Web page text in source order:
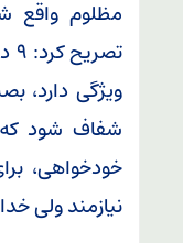
مظلوم واقع
ویژگی دارد،
شفاف شود که
خودخواهی،
نیازمند ولی